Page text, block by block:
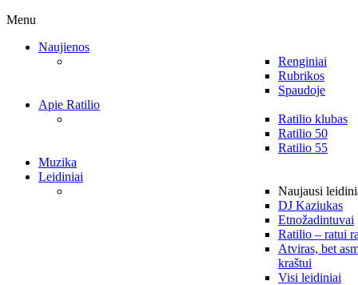
Menu
Naujienos
Renginiai
Rubrikos
Spaudoje
Apie Ratilio
Ratilio klubas
Ratilio 50
Ratilio 55
Muzika
Leidiniai
Naujausi
DJ Kaziukas
Etnožadintuvai
Ratilio – ratui
Atviras, bet
kraštui
Visi leidiniai